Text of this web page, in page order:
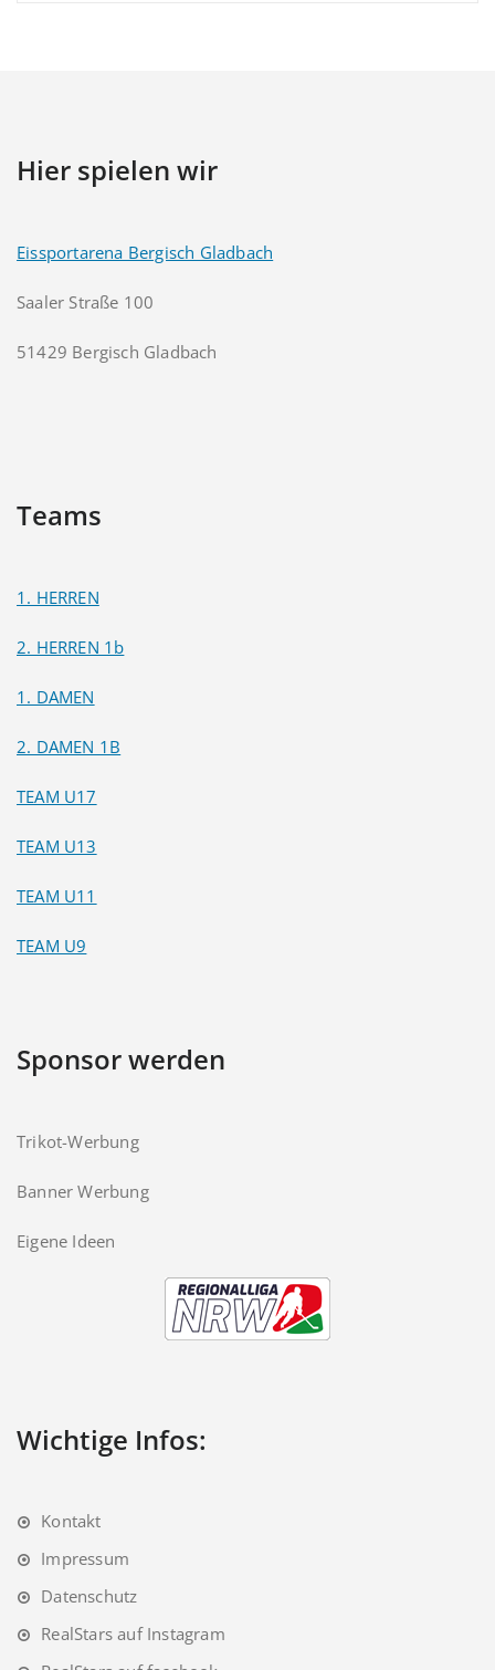
Hier spielen wir
Eissportarena Bergisch Gladbach
Saaler Straße 100
51429 Bergisch Gladbach
Teams
1. HERREN
2. HERREN 1b
1. DAMEN
2. DAMEN 1B
TEAM U17
TEAM U13
TEAM U11
TEAM U9
Sponsor werden
Trikot-Werbung
Banner Werbung
Eigene Ideen
Wichtige Infos:
Kontakt
Impressum
Datenschutz
RealStars auf Instagram